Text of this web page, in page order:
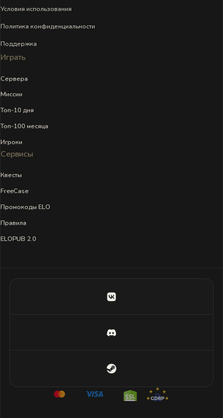
Условия использования
Политика конфиденциальности
Поддержка
Играть
Сервера
Миссии
Топ-10 дня
Топ-100 месяца
Игроки
Сервисы
Квесты
FreeCase
Промокоды ELO
Правила
ELOPUB 2.0